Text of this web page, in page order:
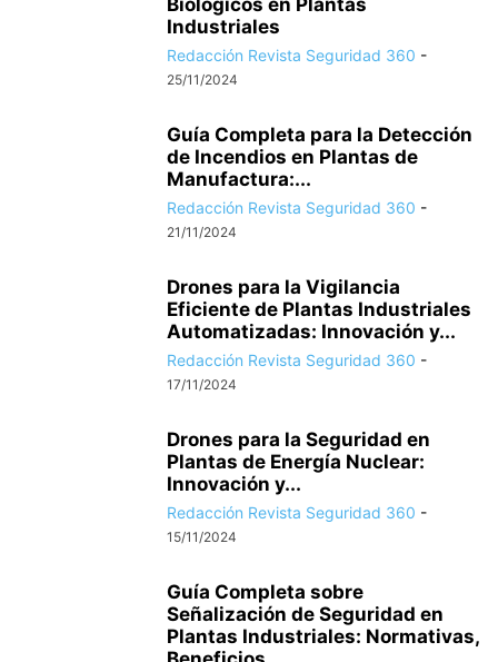
Biológicos en Plantas
Industriales
Redacción Revista Seguridad 360 -
25/11/2024
Guía Completa para la Detección
de Incendios en Plantas de
Manufactura:...
Redacción Revista Seguridad 360 -
21/11/2024
Drones para la Vigilancia
Eficiente de Plantas Industriales
Automatizadas: Innovación y...
Redacción Revista Seguridad 360 -
17/11/2024
Drones para la Seguridad en
Plantas de Energía Nuclear:
Innovación y...
Redacción Revista Seguridad 360 -
15/11/2024
Guía Completa sobre
Señalización de Seguridad en
Plantas Industriales: Normativas,